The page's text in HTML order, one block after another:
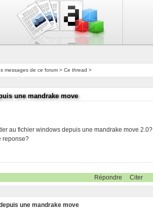
messages de ce forum> Ce thread >
une mandrake move
au fichier windows depuis une mandrake move 2.0?
reponse?
Répondre Citer
une mandrake move